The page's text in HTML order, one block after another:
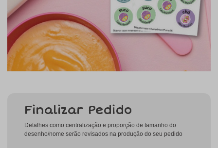
Finalizar Pedido
Detalhes como centralização e proporção de tamanho do
desenho/nome serão revisados na produção do seu pedido